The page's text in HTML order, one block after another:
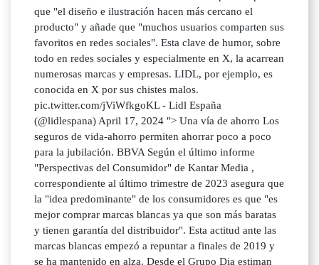
que "el diseño e ilustración hacen más cercano el
producto" y añade que "muchos usuarios comparten sus
favoritos en redes sociales". Esta clave de humor, sobre
todo en redes sociales y especialmente en X, la acarrean
numerosas marcas y empresas. LIDL, por ejemplo, es
conocida en X por sus chistes malos.
pic.twitter.com/jViWfkgoKL - Lidl España
(@lidlespana) April 17, 2024 "> Una vía de ahorro Los
seguros de vida-ahorro permiten ahorrar poco a poco
para la jubilación. BBVA Según el último informe
"Perspectivas del Consumidor" de Kantar Media ,
correspondiente al último trimestre de 2023 asegura que
la "idea predominante" de los consumidores es que "es
mejor comprar marcas blancas ya que son más baratas
y tienen garantía del distribuidor". Esta actitud ante las
marcas blancas empezó a repuntar a finales de 2019 y
se ha mantenido en alza. Desde el Grupo Dia estiman